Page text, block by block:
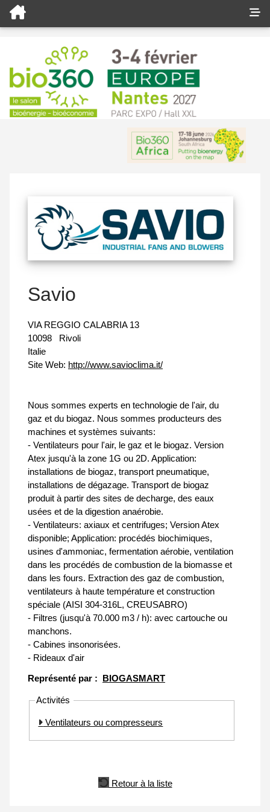
Savio
VIA REGGIO CALABRIA 13
10098
Rivoli
Italie
Site Web: http://www.savioclima.it/
Nous sommes experts en technologie de l'air, du
gaz et du biogaz. Nous sommes producteurs des
machines et systèmes suivants:
- Ventilateurs pour l'air, le gaz et le biogaz. Version
Atex jusqu'à la zone 1G ou 2D. Application:
installations de biogaz, transport pneumatique,
installations de dégazage. Transport de biogaz
produit à partir des sites de decharge, des eaux
usées et de la digestion anaérobie.
- Ventilateurs: axiaux et centrifuges; Version Atex
disponible; Application: procédés biochimiques,
usines d'ammoniac, fermentation aérobie, ventilation
dans les procédés de combustion de la biomasse et
dans les fours. Extraction des gaz de combustion,
ventilateurs à haute température et construction
spéciale (AISI 304-316L, CREUSABRO)
- Filtres (jusqu'à 70.000 m3 / h): avec cartouche ou
manchons.
- Cabines insonorisées.
- Rideaux d'air
Représenté par : BIOGASMART
Activités
Ventilateurs ou compresseurs
Retour à la liste